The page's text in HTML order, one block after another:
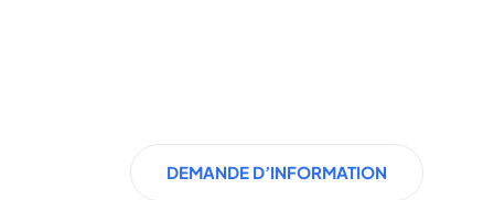
DEMANDE D’INFORMATION